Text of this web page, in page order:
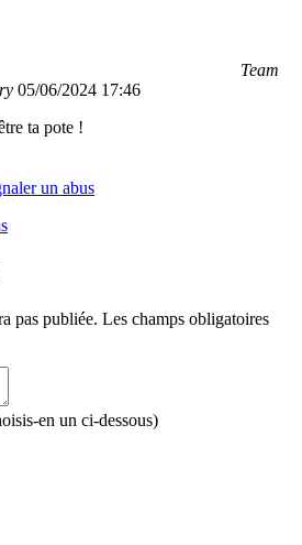
Team
05/06/2024 17:46
ta pote !
un abus
pas publiée. Les champs obligatoires
en un ci-dessous)